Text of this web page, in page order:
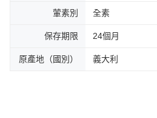
葷素別 全素
保存期限 24個月
原產地（國別） 義大利